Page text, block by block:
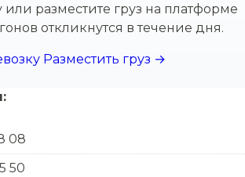
или разместите груз на платформе
откликнутся в течение дня.
Разместить груз →
08
50